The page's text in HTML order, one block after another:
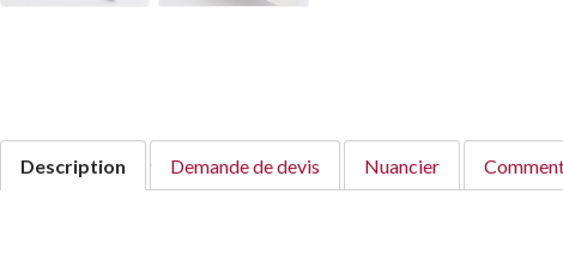
Description Demande de devis Nuancier